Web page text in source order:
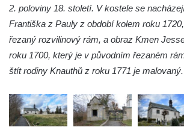
Kaple v Oparnu
Protestantský (evangelicko-luterský) kostel
Crostau
Kaple Nanebevstoupení Panny Marie ve
Svitavě
Výklenková kaple Piety ve Svojkově
Kostel Nejsvětější Trojice ve Velenicích
2. poloviny 18. století. V kostele se
Františka z Pauly z období kolem roku
řezaný rozvilinový rám, a obraz Kmen
roku 1700, který je v původním řezaném
štít rodiny Knauthů z roku 1771 je malovaný.